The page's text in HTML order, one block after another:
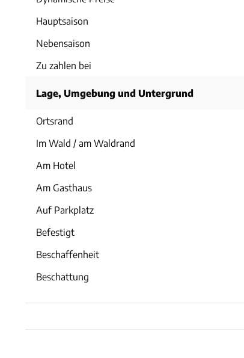
Hauptsaison
Nebensaison
Zu zahlen bei
Lage, Umgebung und Untergrund
Ortsrand
Im Wald / am Waldrand
Am Hotel
Am Gasthaus
Auf Parkplatz
Befestigt
Beschaffenheit
Beschattung